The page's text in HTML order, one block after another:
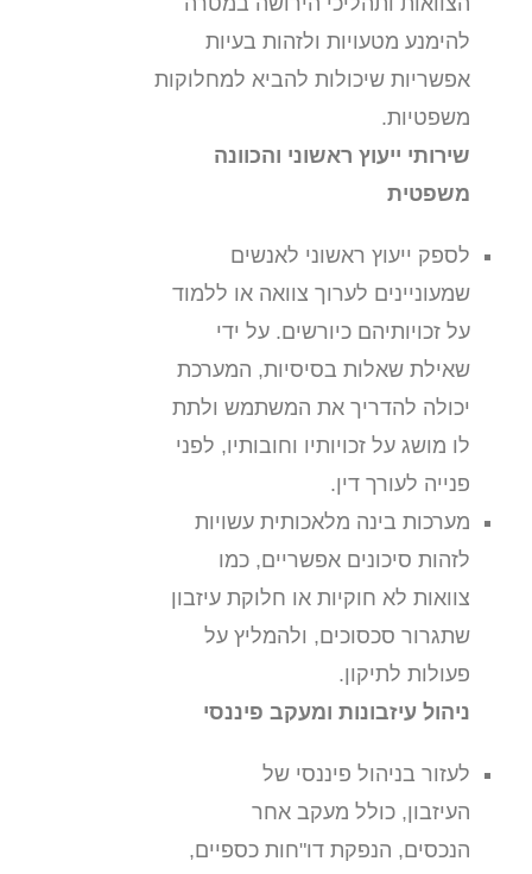
להימנע מטעויות ולזהות בעיות
אפשריות שיכולות להביא למחלוקות
משפטיות.
שירותי ייעוץ ראשוני והכוונה
משפטית
לספק ייעוץ ראשוני לאנשים
שמעוניינים לערוך צוואה או ללמוד
על זכויותיהם כיורשים. על ידי
שאילת שאלות בסיסיות, המערכת
יכולה להדריך את המשתמש ולתת
לו מושג על זכויותיו וחובותיו, לפני
פנייה לעורך דין.
מערכות בינה מלאכותית עשויות
לזהות סיכונים אפשריים, כמו
צוואות לא חוקיות או חלוקת עיזבון
שתגרור סכסוכים, ולהמליץ על
פעולות לתיקון.
ניהול עיזבונות ומעקב פיננסי
לעזור בניהול פיננסי של
העיזבון, כולל מעקב אחר
הנכסים, הנפקת דו"חות כספיים,